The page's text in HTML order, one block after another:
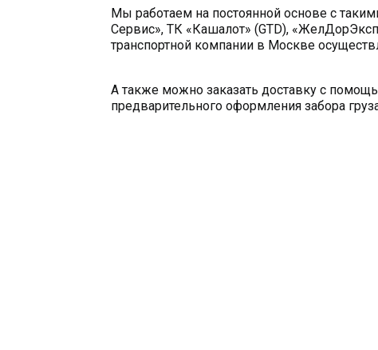
Мы работаем на постоянной основе с
Сервис», ТК «Кашалот» (GTD),
транспортной компании в Москве
А также можно заказать доставку с
предварительного оформления забора